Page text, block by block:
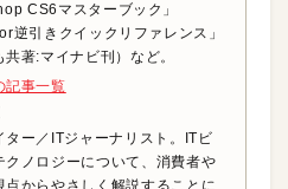
CS6マスターブック」
逆引きクイックリファレンス」
共著:マイナビ刊）など。
記事一覧
ター／ITジャーナリスト。ITビ
クノロジーについて、消費者や